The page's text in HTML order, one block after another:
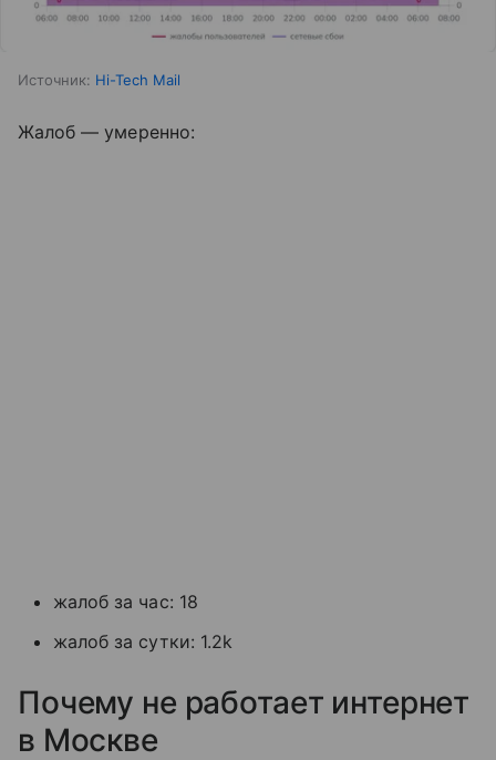
Источник: Hi-Tech Mail
Жалоб — умеренно:
жалоб за час: 18
жалоб за сутки: 1.2k
Почему не работает интернет
в Москве